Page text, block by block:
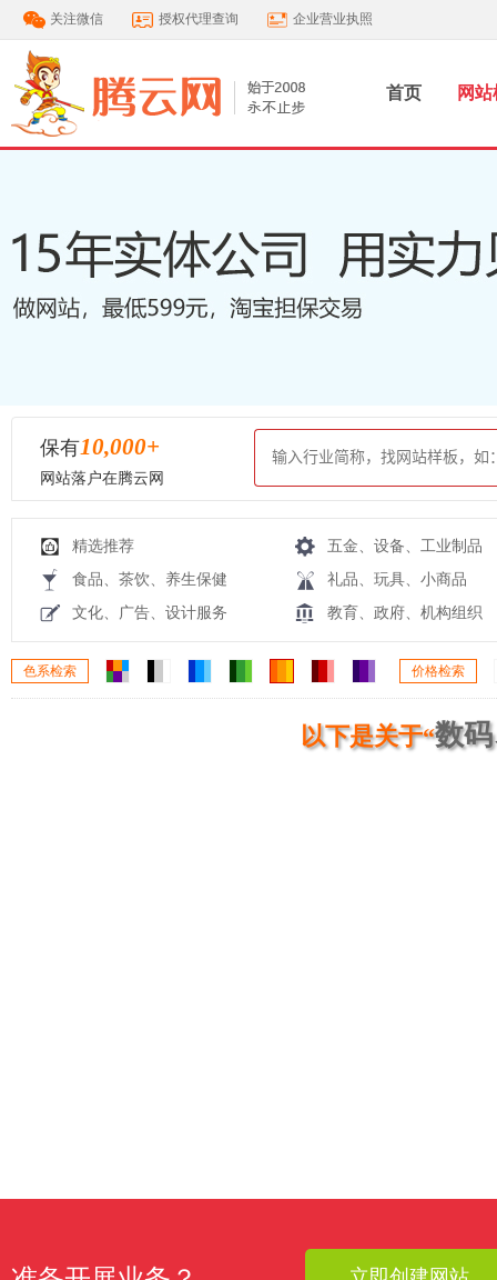
关注微信 授权代理查询 企业营业执照
首页 网
保有10,000+
网站落户在腾云网
精选推荐
五金、设备、工业制品
食品、茶饮、养生保健
礼品、玩具、小商品
文化、广告、设计服务
教育、政府、机构组织
色系检索 价格检索
以下是关于“数